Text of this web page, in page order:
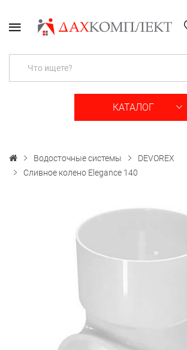
КАТАЛОГ
Водосточные системы
DEVOREX
Сливное колено Elegance 140